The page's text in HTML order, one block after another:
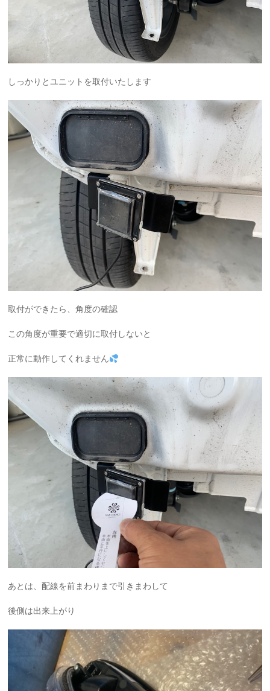
しっかりとユニットを取付いたします
取付ができたら、角度の確認
この角度が重要で適切に取付しないと
正常に動作してくれません
あとは、配線を前まわりまで引きまわして
後側は出来上がり